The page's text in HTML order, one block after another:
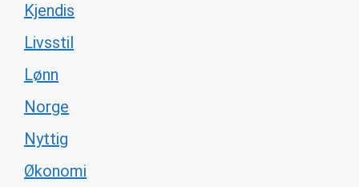
Kjendis
Livsstil
Lønn
Norge
Nyttig
Økonomi